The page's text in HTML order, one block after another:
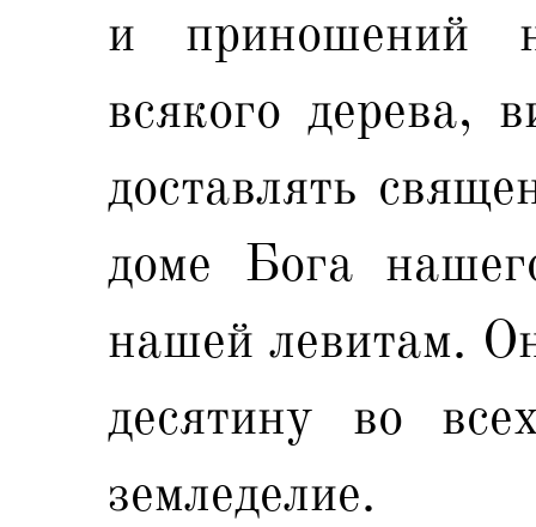
и приношений
всякого дерева,
доставлять
доме Бога
нашей левитам.
десятину во
земледелие.